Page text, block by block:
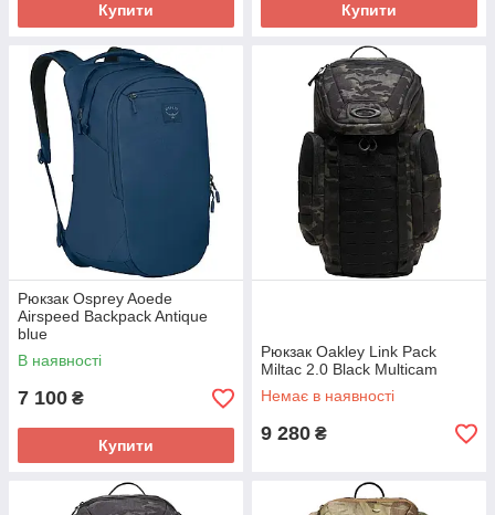
Купити Купити
Рюкзак Osprey Aoede
Airspeed Backpack Antique
blue
В наявності
7 100 ₴
Купити
Рюкзак Oakley Link Pack
Miltac 2.0 Black Multicam
Немає в наявності
9 280 ₴